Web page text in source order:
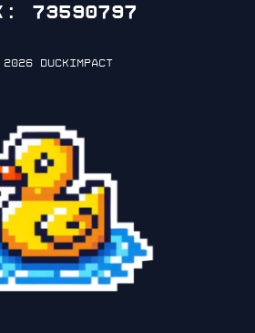
73590797
DuckImpact